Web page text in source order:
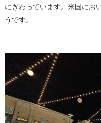
にぎわっています。米国にお
うです。